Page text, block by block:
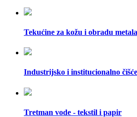
Tekućine za kožu i obradu metala
Industrijsko i institucionalno
Tretman vode - tekstil i papir